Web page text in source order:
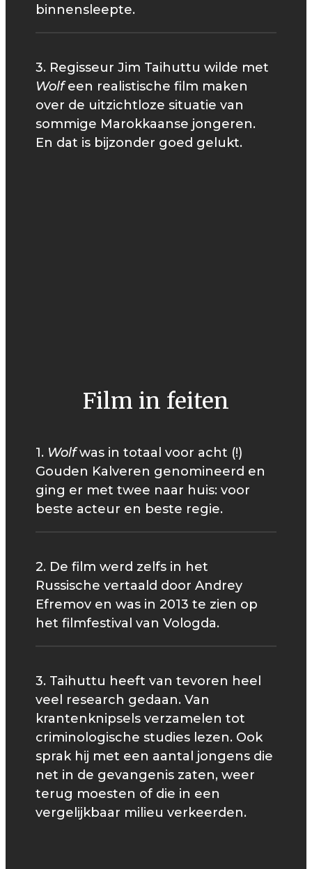
binnensleepte.
3. Regisseur Jim Taihuttu wilde met
Wolfeen realistische film maken
over de uitzichtloze situatie van
sommige Marokkaanse jongeren.
En dat is bijzonder goed gelukt.
Film in feiten
1. Wolfwas in totaal voor acht (!)
Gouden Kalveren genomineerd en
ging er met twee naar huis: voor
beste acteur en beste regie.
2. De film werd zelfs in het
Russische vertaald door Andrey
Efremov en was in 2013 te zien op
het filmfestival van Vologda.
3. Taihuttu heeft van tevoren heel
veel research gedaan. Van
krantenknipsels verzamelen tot
criminologische studies lezen. Ook
sprak hij met een aantal jongens die
net in de gevangenis zaten, weer
terug moesten of die in een
vergelijkbaar milieu verkeerden.